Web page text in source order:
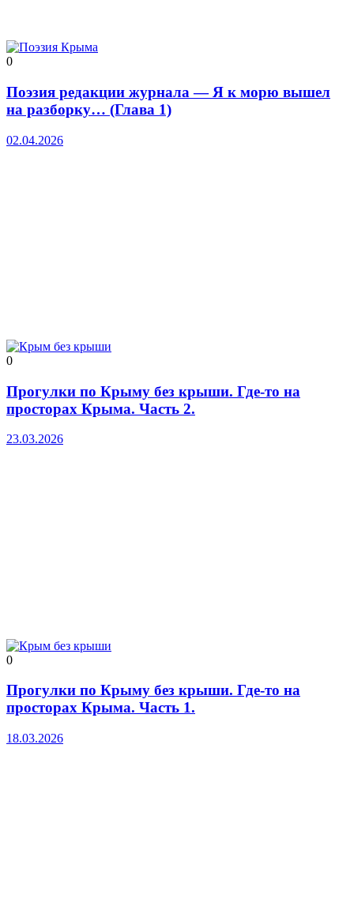
0
Поэзия редакции журнала — Я к морю вышел
на разборку… (Глава 1)
02.04.2026
0
Прогулки по Крыму без крыши. Где-то на
просторах Крыма. Часть 2.
23.03.2026
0
Прогулки по Крыму без крыши. Где-то на
просторах Крыма. Часть 1.
18.03.2026